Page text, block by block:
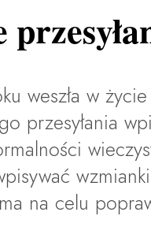
weszła w
przesyłania
na celu